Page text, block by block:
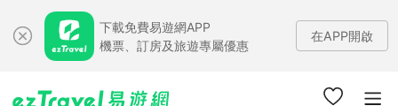
下載免費易遊網APP
機票、訂房及旅遊專屬優惠
在APP開啟